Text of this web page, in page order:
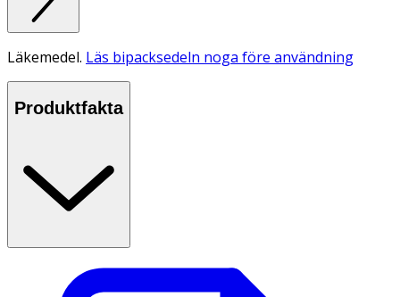
Läkemedel. Läs bipacksedeln noga före användning
Produktfakta